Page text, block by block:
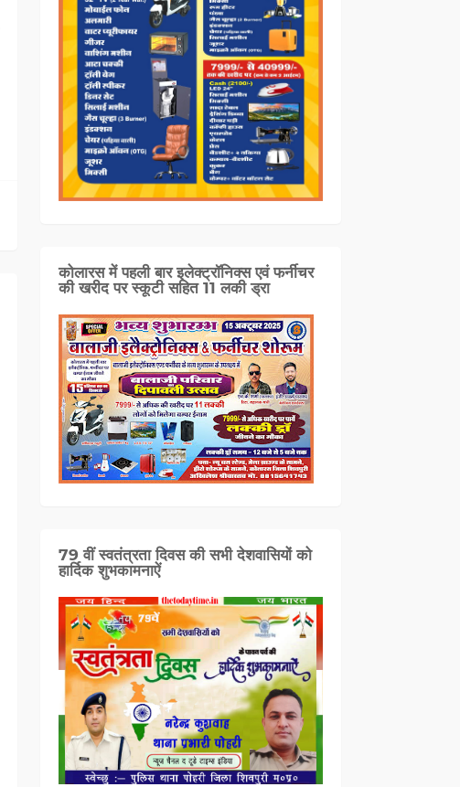
कोलारस में पहली बार इलेक्ट्रॉनिक्स एवं फर्नीचर
की खरीद पर स्कूटी सहित 11 लकी ड्रा
79 वीं स्वतंत्रता दिवस की सभी देशवासियों को
हार्दिक शुभकामनाऐं